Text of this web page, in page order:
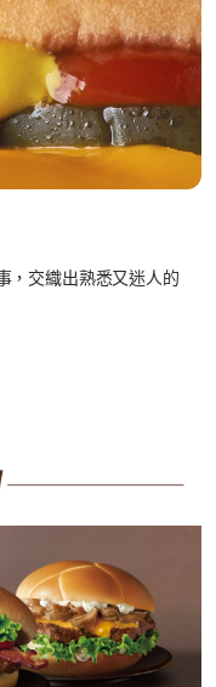
，交織出熟悉又迷人的